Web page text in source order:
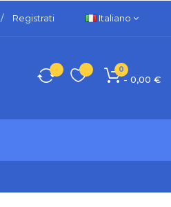
/ Registrati Italiano
0
- 0,00 €